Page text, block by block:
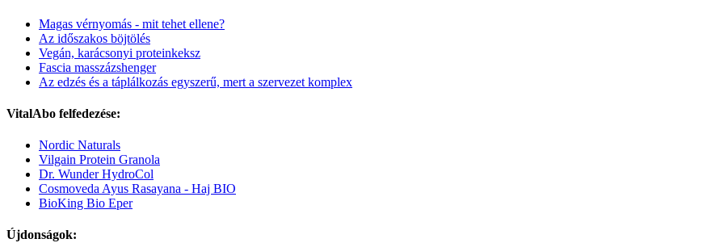
Magas vérnyomás - mit tehet ellene?
Az időszakos böjtölés
Vegán, karácsonyi proteinkeksz
Fascia masszázshenger
Az edzés és a táplálkozás egyszerű, mert a szervezet komplex
VitalAbo felfedezése:
Nordic Naturals
Vilgain Protein Granola
Dr. Wunder HydroCol
Cosmoveda Ayus Rasayana - Haj BIO
BioKing Bio Eper
Újdonságok: